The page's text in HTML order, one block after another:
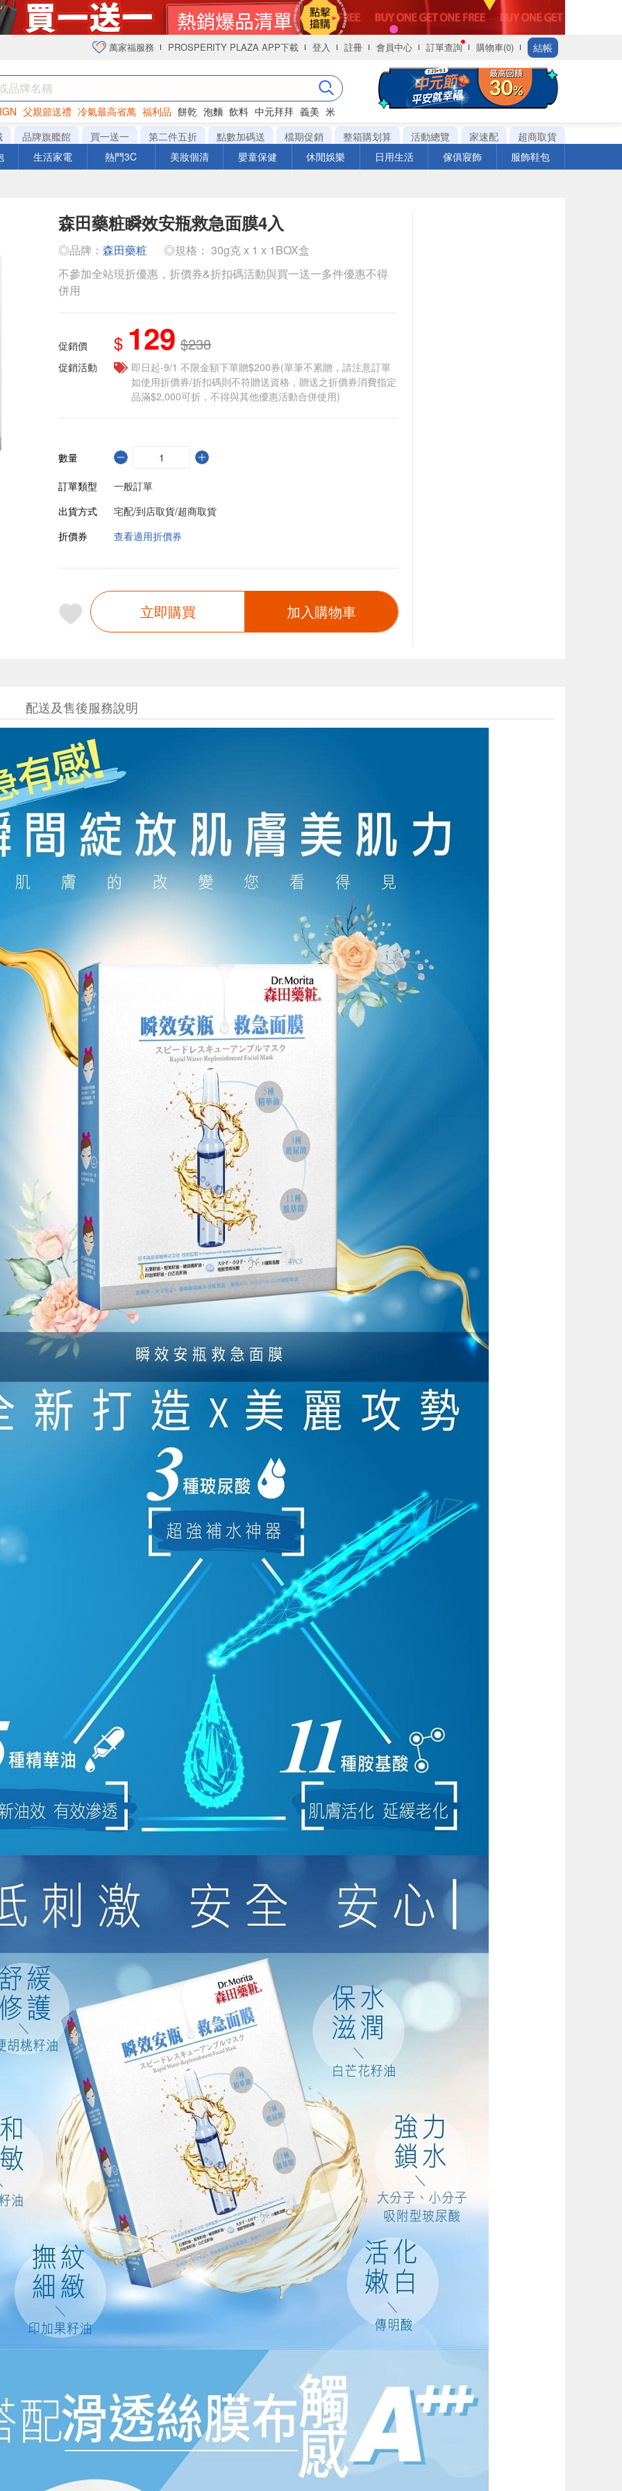
萬家福服務 PROSPERITY PLAZA APP下載 登入 註冊 會員中心 訂單查詢 購物車(0) 結帳
父親節送禮 冷氣最高省萬 福利品 餅乾 泡麵 飲料 中元拜拜 義美 米
衛生紙
品牌旗艦館 買一送一 第二件五折 點數加碼送 檔期促銷 整箱購划算 活動總覽 家速配
超商取貨
生活家電 熱門3C 美妝個清 嬰童保健 休閒娛樂 日用生活 傢俱寢飾 服飾鞋包
森田藥粧瞬效安瓶救急面膜4入
◎品牌： 森田藥粧
◎規格： 30g克 x 1 x 1BOX盒
不參加全站現折優惠，折價券&折扣碼活動與買一送一多件優惠不得
併用
促銷價 $ 129 $238
促銷活動
即日起-9/1 不限金額下單贈$200券(單筆不累贈，請注意訂單
如使用折價券/折扣碼則不符贈送資格，贈送之折價券消費指定
品滿$2,000可折，不得與其他優惠活動合併使用)
數量
訂單類型
一般訂單
出貨方式
宅配/到店取貨/超商取貨
折價券
查看適用折價券
立即購買 加入購物車
配送及售後服務說明